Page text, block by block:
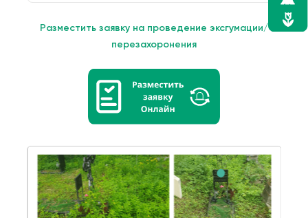
Разместить заявку на проведение эксгумации/
перезахоронения